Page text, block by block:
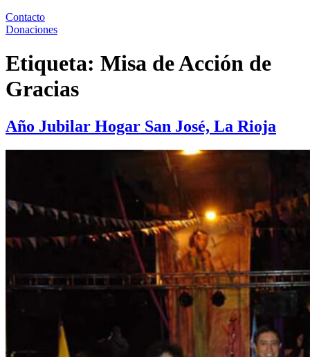
Contacto
Donaciones
Etiqueta: Misa de Acción de
Gracias
Año Jubilar Hogar San José, La Rioja